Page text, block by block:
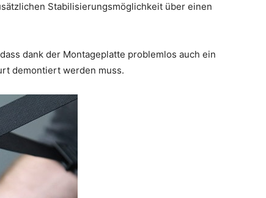
Stabilisierungsmöglichkeit über einen
dank der Montageplatte problemlos auch ein
demontiert werden muss.